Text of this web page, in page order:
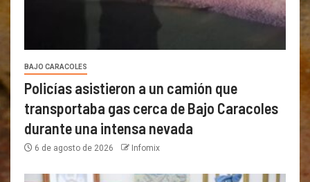
BAJO CARACOLES
Policías asistieron a un camión que
transportaba gas cerca de Bajo Caracoles
durante una intensa nevada
6 de agosto de 2026 Infomix